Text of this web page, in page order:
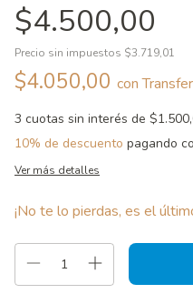
$4.500,00
Precio sin impuestos $3.719,01
$4.050,00 con
3 cuotas sin interés de
10% de descuento pagando
Ver más detalles
¡No te lo pierdas, es el